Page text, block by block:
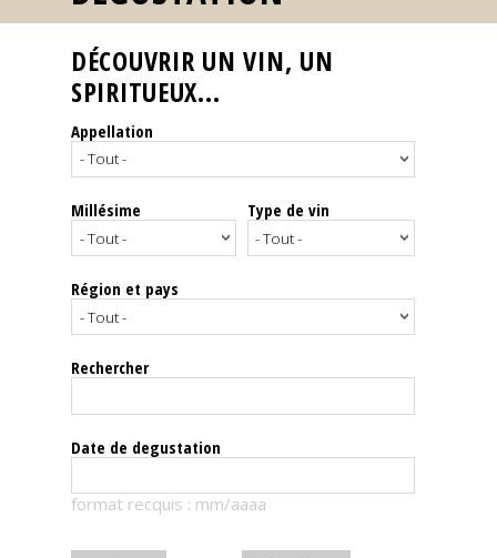
Reportages
Nos
Spiritueux
Notes
dégustation
Le
magazine
Télécharger
DÉCOUVRIR UN VIN, UN
SPIRITUEUX...
Appellation
Millésime Type de vin
Région et pays
Rechercher
Date de degustation
format recquis : mm/aaaa